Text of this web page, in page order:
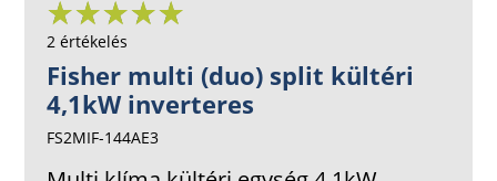
2 értékelés
Fisher multi (duo) split kültéri
4,1kW inverteres
FS2MIF-144AE3